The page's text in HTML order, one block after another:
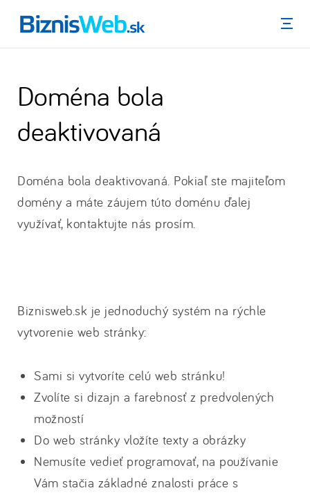
Menu
Doména bola
deaktivovaná
Doména bola deaktivovaná. Pokiaľ ste majiteľom
domény a máte záujem túto doménu ďalej
využívať, kontaktujte nás prosím.
Biznisweb.sk je jednoduchý systém na rýchle
vytvorenie web stránky:
Sami si vytvoríte celú web stránku!
Zvolíte si dizajn a farebnosť z predvolených
možností
Do web stránky vložíte texty a obrázky
Nemusíte vedieť programovať, na používanie
Vám stačia základné znalosti práce s